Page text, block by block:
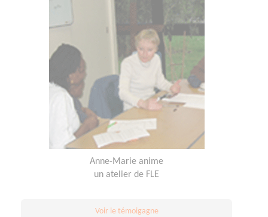
Anne-Marie anime
un atelier de FLE
Voir le témoigagne